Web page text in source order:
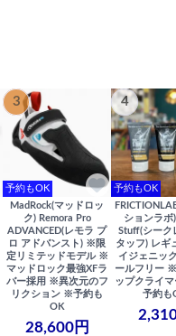
3
予約もOK
MadRock(マッドロッ
ク) Remora Pro
ADVANCED(レモラ プ
ロ アドバンスト) ※限
定リミテッドモデル ※
マッドロック最強XFラ
バー採用 ※異次元のフ
リクション ※予約も
OK
28,600円
4
予約もOK
ションラボ
Stuff(シーク
タッフ) レギ
イジェニッ
ールフリー
ップクライ
予約も